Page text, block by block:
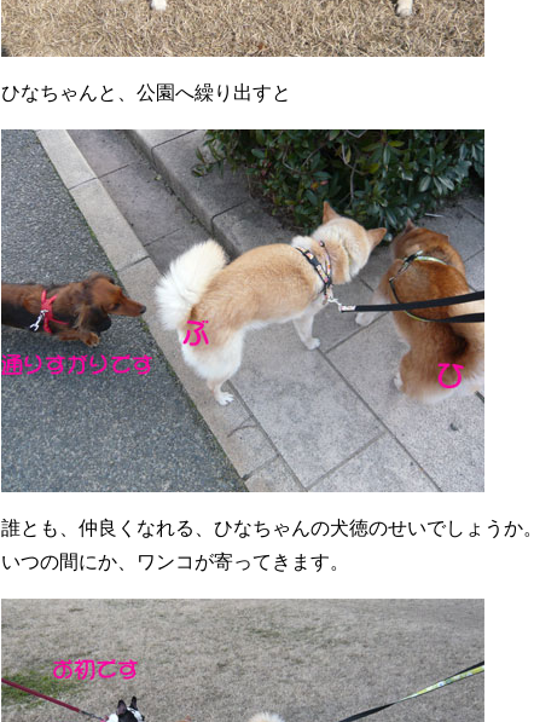
ひなちゃんと、公園へ繰り出すと
誰とも、仲良くなれる、ひなちゃんの犬徳のせいでしょうか。
いつの間にか、ワンコが寄ってきます。